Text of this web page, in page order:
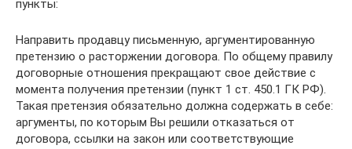
пункты:
Направить продавцу письменную, аргументированную
претензию о расторжении договора. По общему правилу
договорные отношения прекращают свое действие с
момента получения претензии (пункт 1 ст. 450.1 ГК РФ).
Такая претензия обязательно должна содержать в себе:
аргументы, по которым Вы решили отказаться от
договора, ссылки на закон или соответствующие